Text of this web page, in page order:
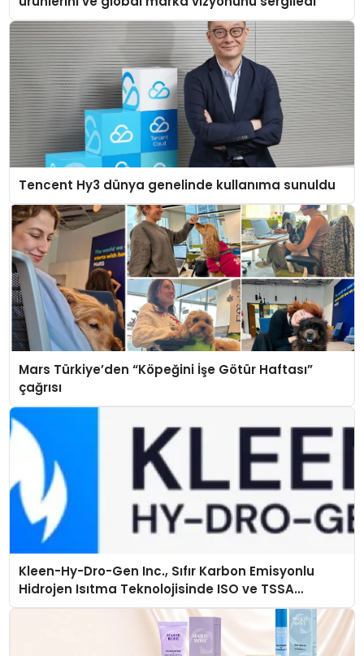
Tencent Hy3 dünya genelinde kullanıma sunuldu
Mars Türkiye’den “Köpeğini İşe Götür Haftası”
çağrısı
Kleen-Hy-Dro-Gen Inc., Sıfır Karbon Emisyonlu
Hidrojen Isıtma Teknolojisinde ISO ve TSSA
Düzenleyici Onaylarını Aldı